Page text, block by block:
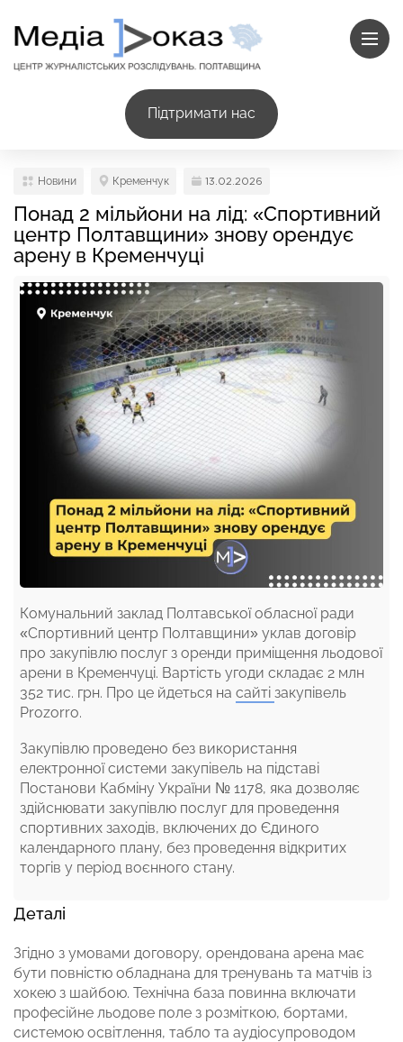
Підтримати нас
Новини Кременчук 13.02.2026
Понад 2 мільйони на лід: «Спортивний
центр Полтавщини» знову орендує
арену в Кременчуці
Комунальний заклад Полтавської обласної ради
«Спортивний центр Полтавщини» уклав договір
про закупівлю послуг з оренди приміщення льодової
арени в Кременчуці. Вартість угоди складає 2 млн
352 тис. грн. Про це йдеться на сайті закупівель
Prozorro.
Закупівлю проведено без використання
електронної системи закупівель на підставі
Постанови Кабміну України № 1178, яка дозволяє
здійснювати закупівлю послуг для проведення
спортивних заходів, включених до Єдиного
календарного плану, без проведення відкритих
торгів у період воєнного стану.
Деталі
Згідно з умовами договору, орендована арена має
бути повністю обладнана для тренувань та матчів із
хокею з шайбою. Технічна база повинна включати
професійне льодове поле з розміткою, бортами,
системою освітлення, табло та аудіосупроводом